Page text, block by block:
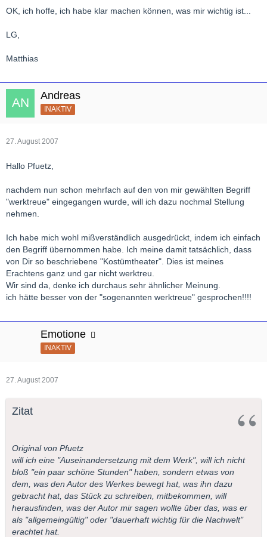
OK, ich hoffe, ich habe klar machen können, was mir wichtig ist...
LG,
Matthias
Andreas
INAKTIV
27. August 2007
Hallo Pfuetz,
nachdem nun schon mehrfach auf den von mir gewählten Begriff
"werktreue" eingegangen wurde, will ich dazu nochmal Stellung
nehmen.
Ich habe mich wohl mißverständlich ausgedrückt, indem ich einfach
den Begriff übernommen habe. Ich meine damit tatsächlich, dass
von Dir so beschriebene "Kostümtheater". Dies ist meines
Erachtens ganz und gar nicht werktreu.
Wir sind da, denke ich durchaus sehr ähnlicher Meinung.
ich hätte besser von der "sogenannten werktreue" gesprochen!!!!
Emotione
INAKTIV
27. August 2007
Zitat
Original von Pfuetz
will ich eine "Auseinandersetzung mit dem Werk", will ich nicht
bloß "ein paar schöne Stunden" haben, sondern etwas von
dem, was den Autor des Werkes bewegt hat, was ihn dazu
gebracht hat, das Stück zu schreiben, mitbekommen, will
herausfinden, was der Autor mir sagen wollte über das, was er
als "allgemeingültig" oder "dauerhaft wichtig für die Nachwelt"
erachtet hat.